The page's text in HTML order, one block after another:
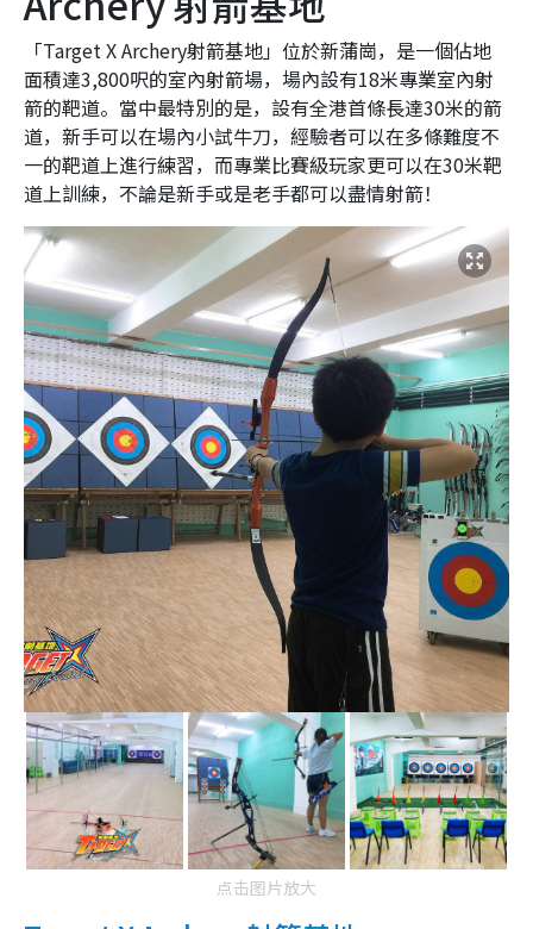
「Target X Archery射箭基地」位於新蒲崗，是一個佔地
面積達3,800呎的室內射箭場，場內設有18米專業室內射
箭的靶道。當中最特別的是，設有全港首條長達30米的箭
道，新手可以在場內小試牛刀，經驗者可以在多條難度不
一的靶道上進行練習，而專業比賽級玩家更可以在30米靶
道上訓練，不論是新手或是老手都可以盡情射箭！
点击图片放大